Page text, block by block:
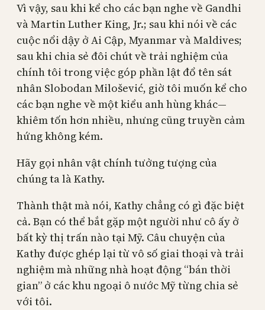
Vì vậy, sau khi kể cho các bạn nghe về Gandhi
và Martin Luther King, Jr.; sau khi nói về các
cuộc nổi dậy ở Ai Cập, Myanmar và Maldives;
sau khi chia sẻ đôi chút về trải nghiệm của
chính tôi trong việc góp phần lật đổ tên sát
nhân Slobodan Milošević, giờ tôi muốn kể cho
các bạn nghe về một kiểu anh hùng khác—
khiêm tốn hơn nhiều, nhưng cũng truyền cảm
hứng không kém.
Hãy gọi nhân vật chính tưởng tượng của
chúng ta là Kathy.
Thành thật mà nói, Kathy chẳng có gì đặc biệt
cả. Bạn có thể bắt gặp một người như cô ấy ở
bất kỳ thị trấn nào tại Mỹ. Câu chuyện của
Kathy được ghép lại từ vô số giai thoại và trải
nghiệm mà những nhà hoạt động “bán thời
gian” ở các khu ngoại ô nước Mỹ từng chia sẻ
với tôi.